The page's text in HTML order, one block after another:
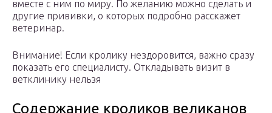
вместе с ним по миру. По желанию можно сделать и
другие прививки, о которых подробно расскажет
ветеринар.
Внимание! Если кролику нездоровится, важно сразу
показать его специалисту. Откладывать визит в
ветклинику нельзя
Содержание кроликов великанов